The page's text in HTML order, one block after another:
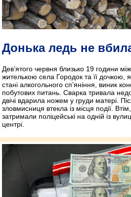
Донька ледь не
Дев’ятого червня близько 19 години
жителькою села Городок та її дочкою,
стані алкогольного сп’яніння, виник
побутових питань. Сварка тривала
двічі вдарила ножем у груди матері.
зловмисниця втекла із місця події.
затримали поліцейські на одній із
центрі.